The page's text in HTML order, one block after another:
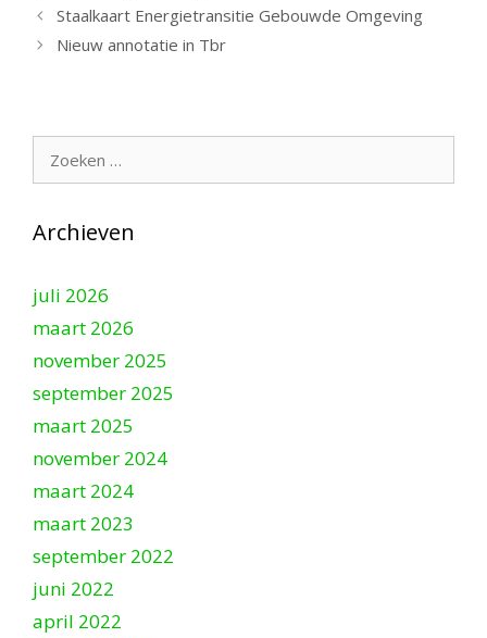
Staalkaart Energietransitie Gebouwde Omgeving
Nieuw annotatie in Tbr
Archieven
juli 2026
maart 2026
november 2025
september 2025
maart 2025
november 2024
maart 2024
maart 2023
september 2022
juni 2022
april 2022